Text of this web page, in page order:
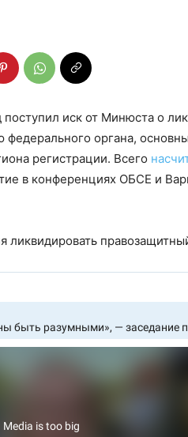
иск от Минюста о
органа,
регистрации. Всего
в конференциях ОБСЕ и
ликвидировать